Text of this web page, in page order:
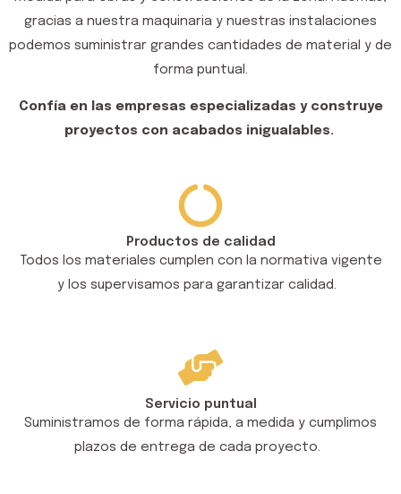
gracias a nuestra maquinaria y nuestras instalaciones
podemos suministrar grandes cantidades de material y de
forma puntual.
Confía en las empresas especializadas y construye
proyectos con acabados inigualables.
Productos de calidad
Todos los materiales cumplen con la normativa vigente
y los supervisamos para garantizar calidad.
Servicio puntual
Suministramos de forma rápida, a medida y cumplimos
plazos de entrega de cada proyecto.